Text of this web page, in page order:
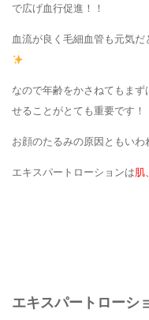
で広げ血行促進！！
血流が良く毛細血管も元気
なので年齢をかさねてもま
せることがとても重要です！
お顔のたるみの原因ともいわ
エキスパートローションは肌
エキスパートロー